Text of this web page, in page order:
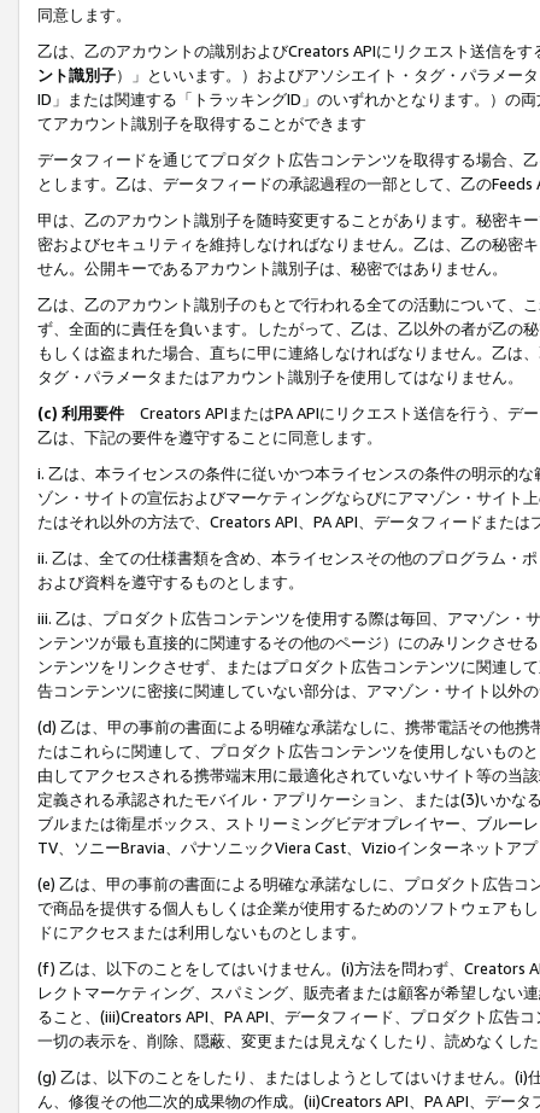
同意します。
乙は、乙のアカウントの識別およびCreators APIにリクエスト送信を
ント識別子）」といいます。）およびアソシエイト・タグ・パラメー
ID」または関連する「トラッキングID」のいずれかとなります。）の
てアカウント識別子を取得することができます
データフィードを通じてプロダクト広告コンテンツを取得する場合、
とします。乙は、データフィードの承認過程の一部として、乙の
甲は、乙のアカウント識別子を随時変更することがあります。秘密キ
密およびセキュリティを維持しなければなりません。乙は、乙の秘密
せん。公開キーであるアカウント識別子は、秘密ではありません。
乙は、乙のアカウント識別子のもとで行われる全ての活動について、
ず、全面的に責任を負います。したがって、乙は、乙以外の者が乙の
もしくは盗まれた場合、直ちに甲に連絡しなければなりません。乙は
タグ・パラメータまたはアカウント識別子を使用してはなりません。
(c) 利用要件 Creators APIまたはPA APIにリクエスト送信を行う、デ
乙は、下記の要件を遵守することに同意します。
i. 乙は、本ライセンスの条件に従いかつ本ライセンスの条件の明示的
ゾン・サイトの宣伝およびマーケティングならびにアマゾン・サイト
たはそれ以外の方法で、Creators API、PA API、データフィードまた
ii. 乙は、全ての仕様書類を含め、本ライセンスその他のプログラム・
および資料を遵守するものとします。
iii. 乙は、プロダクト広告コンテンツを使用する際は毎回、アマゾン
ンテンツが最も直接的に関連するその他のページ）にのみリンクさせ
ンテンツをリンクさせず、またはプロダクト広告コンテンツに関連し
告コンテンツに密接に関連していない部分は、アマゾン・サイト以外
(d) 乙は、甲の事前の書面による明確な承諾なしに、携帯電話その他
たはこれらに関連して、プロダクト広告コンテンツを使用しないもの
由してアクセスされる携帯端末用に最適化されていないサイト等の当
定義される承認されたモバイル・アプリケーション、または(3)いか
ブルまたは衛星ボックス、ストリーミングビデオプレイヤー、ブルー
TV、ソニーBravia、パナソニックViera Cast、Vizioインターネットア
(e) 乙は、甲の事前の書面による明確な承諾なしに、プロダクト広告
で商品を提供する個人もしくは企業が使用するためのソフトウェアも
ドにアクセスまたは利用しないものとします。
(f) 乙は、以下のことをしてはいけません。(i)方法を問わず、Creators
レクトマーケティング、スパミング、販売者または顧客が希望しない
ること、(iii)Creators API、PA API、データフィード、プロダクト広告
一切の表示を、削除、隠蔽、変更または見えなくしたり、読めなくし
(g) 乙は、以下のことをしたり、またはしようとしてはいけません。
ん、修復その他二次的成果物の作成。(ii)Creators API、PA API、デー